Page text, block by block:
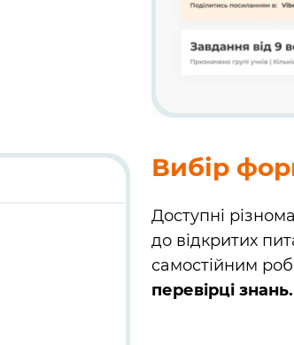
Вибір
Доступні
до відкритих
самостійним
перевірці знань.